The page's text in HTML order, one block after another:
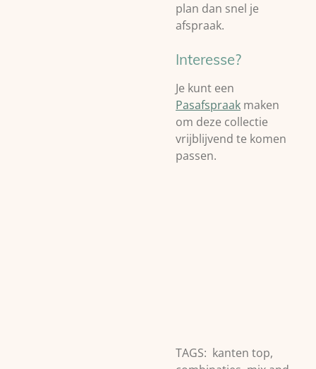
plan dan snel je
afspraak.
Interesse?
Je kunt een
Pasafspraak maken
om deze collectie
vrijblijvend te komen
passen.
TAGS: kanten top,